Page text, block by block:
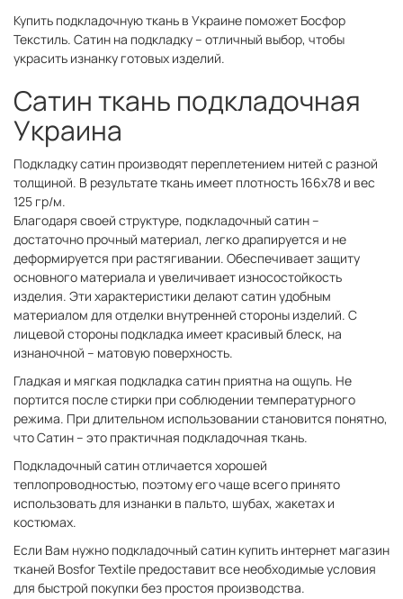
Купить подкладочную ткань в Украине поможет Босфор
Текстиль. Сатин на подкладку – отличный выбор, чтобы
украсить изнанку готовых изделий.
Сатин ткань подкладочная
Украина
Подкладку сатин производят переплетением нитей с разной
толщиной. В результате ткань имеет плотность 166х78 и вес
125 гр/м.
Благодаря своей структуре, подкладочный сатин –
достаточно прочный материал, легко драпируется и не
деформируется при растягивании. Обеспечивает защиту
основного материала и увеличивает износостойкость
изделия. Эти характеристики делают сатин удобным
материалом для отделки внутренней стороны изделий. С
лицевой стороны подкладка имеет красивый блеск, на
изнаночной – матовую поверхность.
Гладкая и мягкая подкладка сатин приятна на ощупь. Не
портится после стирки при соблюдении температурного
режима. При длительном использовании становится понятно,
что Сатин – это практичная подкладочная ткань.
Подкладочный сатин отличается хорошей
теплопроводностью, поэтому его чаще всего принято
использовать для изнанки в пальто, шубах, жакетах и
костюмах.
Если Вам нужно подкладочный сатин купить интернет магазин
тканей Bosfor Textile предоставит все необходимые условия
для быстрой покупки без простоя производства.